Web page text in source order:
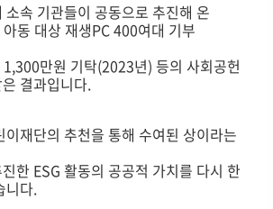
소속 기관들이 공동으로 추진해 온
동 대상 재생PC 400여대 기부
만원 기탁(2023년) 등의 사회공헌
결과입니다.
이재단의 추천을 통해 수여된 상이라는
한 ESG 활동의 공공적 가치를 다시 한
니다.